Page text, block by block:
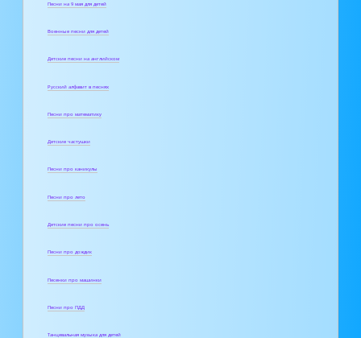
Песни на 9 мая для детей
Военные песни для детей
Детские песни на английском
Русский алфавит в песнях
Песни про математику
Детские частушки
Песни про каникулы
Песни про лето
Детские песни про осень
Песни про дождик
Песенки про машинки
Песни про ПДД
Танцевальная музыка для детей